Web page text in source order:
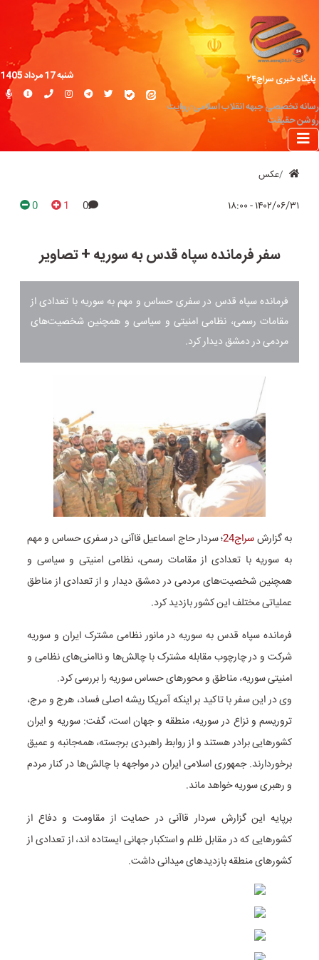
پایگاه خبری سراج۲۴
رسانه تخصصی جبهه انقلاب اسلامی؛ روایت
روشن حقیقت
شنبه 17 مرداد 1405
عکس
۱۴۰۲/۰۶/۳۱ - ۱۸:۰۰ 0
1
0
سفر فرمانده سپاه قدس به سوریه + تصاویر
فرمانده سپاه قدس در سفری حساس و مهم به سوریه با تعدادی از
مقامات رسمی، نظامی امنیتی و سیاسی و همچنین شخصیت‌های
مردمی در دمشق دیدار کرد.
به گزارشسراج24
؛ سردار حاج اسماعیل قاآنی در سفری حساس و مهم
به سوریه با تعدادی از مقامات رسمی، نظامی امنیتی و سیاسی و
همچنین شخصیت‌های مردمی در دمشق دیدار و از تعدادی از مناطق
عملیاتی مختلف این کشور بازدید کرد.
فرمانده سپاه قدس به سوریه در مانور نظامی مشترک ایران و سوریه
شرکت و در چارچوب مقابله مشترک با چالش‌ها و ناامنی‌های نظامی و
امنیتی سوریه، مناطق و محورهای حساس سوریه را بررسی کرد.
وی در این سفر با تاکید بر اینکه آمریکا ریشه اصلی فساد، هرج و مرج،
تروریسم و نزاع در سوریه، منطقه و جهان است، گفت: سوریه و ایران
کشورهایی برادر هستند و از روابط راهبردی برجسته، همه‌جانبه و عمیق
برخوردارند. جمهوری اسلامی ایران در مواجهه با چالش‌ها در کنار مردم
و رهبری سوریه خواهد ماند.
برپایه این گزارش سردار قاآنی در حمایت از مقاومت و دفاع از
کشورهایی که در مقابل ظلم و استکبار جهانی ایستاده اند، از تعدادی از
کشورهای منطقه بازدیدهای میدانی داشت.